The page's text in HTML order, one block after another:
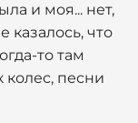
и моя... нет,
казалось, что
то там
песни